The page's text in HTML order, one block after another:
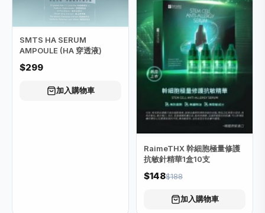
SMTS HA SERUM
AMPOULE (HA 穿透液)
$299
加入購物車
RaimeTHX 幹細胞極量修護
抗敏針精華1盒10支
$148$188
加入購物車